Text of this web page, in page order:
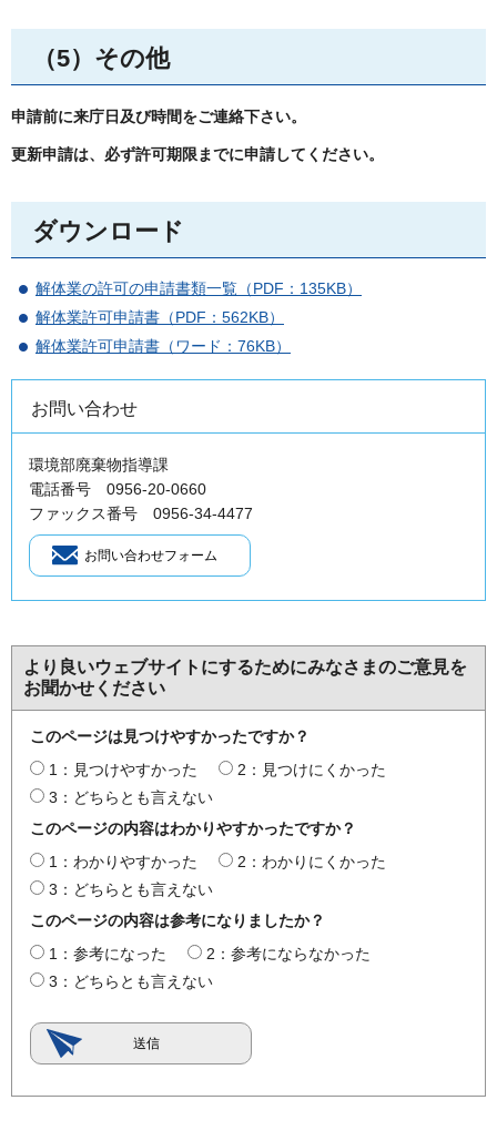
（5）その他
申請前に来庁日及び時間をご連絡下さい。
更新申請は、必ず許可期限までに申請してください。
ダウンロード
解体業の許可の申請書類一覧（PDF：135KB）
解体業許可申請書（PDF：562KB）
解体業許可申請書（ワード：76KB）
お問い合わせ
環境部廃棄物指導課
電話番号 0956-20-0660
ファックス番号 0956-34-4477
より良いウェブサイトにするためにみなさまのご意見を
お聞かせください
このページは見つけやすかったですか？
1：見つけやすかった
2：見つけにくかった
3：どちらとも言えない
このページの内容はわかりやすかったですか？
1：わかりやすかった
2：わかりにくかった
3：どちらとも言えない
このページの内容は参考になりましたか？
1：参考になった
2：参考にならなかった
3：どちらとも言えない